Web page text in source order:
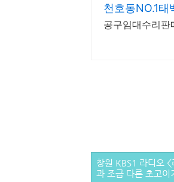
천호동NO.1
공구임대수리
창원 KBS1 라디오
과 조금 다른 초고이